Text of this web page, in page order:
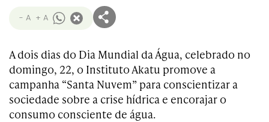
- A + A
A dois dias do Dia Mundial da Água, celebrado no
domingo, 22, o Instituto Akatu promove a
campanha “Santa Nuvem” para conscientizar a
sociedade sobre a crise hídrica e encorajar o
consumo consciente de água.